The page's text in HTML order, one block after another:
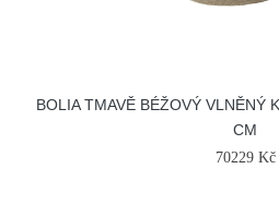
BOLIA TMAVĚ BÉŽOVÝ VLNĚNÝ
CM
70229 Kč